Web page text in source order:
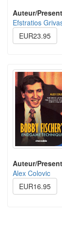
Auteur/
Efstratios
EUR23.95
Auteur/
Alex Colovic
EUR16.95